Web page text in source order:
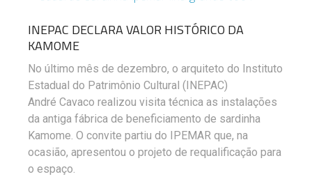
INEPAC DECLARA VALOR HISTÓRICO DA
KAMOME
No último mês de dezembro, o arquiteto do Instituto
Estadual do Patrimônio Cultural (INEPAC)
André Cavaco realizou visita técnica as instalações
da antiga fábrica de beneficiamento de sardinha
Kamome. O convite partiu do IPEMAR que, na
ocasião, apresentou o projeto de requalificação para
o espaço.